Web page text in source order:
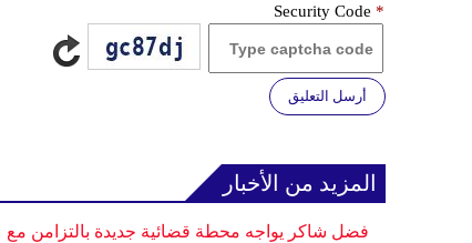
Security Code *
أرسل التعليق
المزيد من الأخبار
فضل شاكر يواجه محطة قضائية جديدة بالتزامن مع